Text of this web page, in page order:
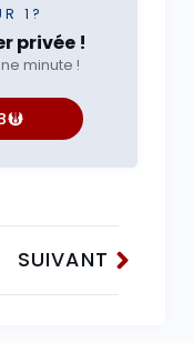
1?
privée !
minute !
SUIVANT